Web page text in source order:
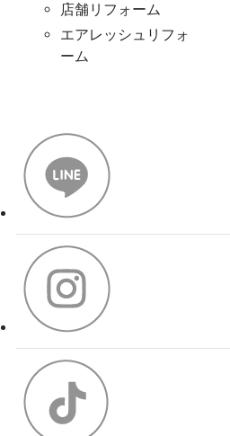
店舗リフォーム
エアレッシュリフォ
ーム